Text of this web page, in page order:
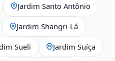
Jardim Santo Antônio
Jardim Shangri-Lá
Sueli Jardim Suíça